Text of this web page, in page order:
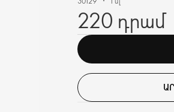
220 դրամ